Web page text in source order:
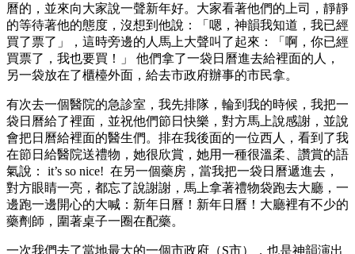
曆的，並來向大家說一聲新年好。大家看著他們的上司，靜靜
的等待著他的態度，沒想到他說：「嗯，神韻我知道，我已經
買了票了」，這時旁邊的人馬上大聲叫了起來：「啊，你已經
買票了，我也要買！」 他們拿了一袋日曆進去給裡面的人，
另一袋放在了櫃檯外面，給去市政府辦事的市民拿。
有次去一個醫院的急診室，我先排隊，輪到我的時候，我把一
袋日曆給了裡面，並祝他們節日快樂，對方馬上說感謝，並說
會把日曆給裡面的醫生們。排在我後面的一位西人，看到了我
在節日給醫院送禮物，她很欣賞，她用一種很溫柔、讚賞的語
氣說： it’s so nice! 在另一個藥房，當我把一袋日曆遞進去，
對方眼睛一亮，都忘了說謝謝，馬上拿著禮物袋跑去大廳，一
邊跑一邊開心的大喊：新年日曆！新年日曆！大廳裡有不少的
藥劑師，圍著桌子一圈在配藥。
一次我們去了當地最大的一個市政府（S市），也是神韻演出